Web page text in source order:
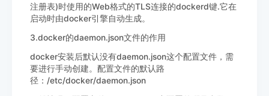
注册表)时使用的Web格式的TLS连接的dockerd键.它在
启动时由docker引擎自动生成。
3.docker的daemon.json文件的作用
docker安装后默认没有daemon.json这个配置文件，需
要进行手动创建。配置文件的默认路
径：/etc/docker/daemon.json